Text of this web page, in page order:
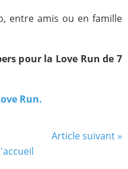
entre amis ou en famille
pour la Love Run de 7
Run.
Article suivant »